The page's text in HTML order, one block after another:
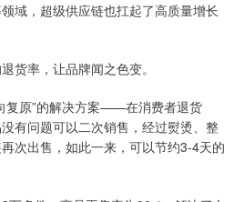
域，超级供应链也扛起了高质量增长
货率，让品牌闻之色变。
复原”的解决方案——在消费者退货
有问题可以二次销售，经过熨烫、整
次出售，如此一来，可以节约3-4天的